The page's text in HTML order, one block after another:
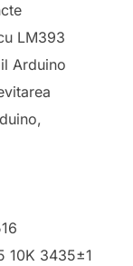
LM393
Arduino
10K 3435±1